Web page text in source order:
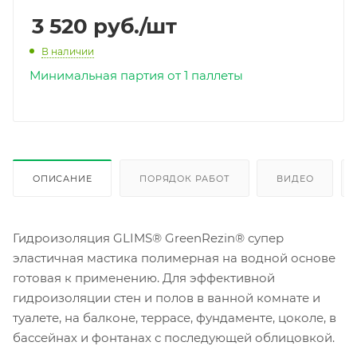
3 520 руб./шт
В наличии
Минимальная партия от 1 паллеты
ОПИСАНИЕ ПОРЯДОК РАБОТ ВИДЕО
Гидроизоляция GLIMS® GreenRezin® супер
эластичная мастика полимерная на водной основе
готовая к применению. Для эффективной
гидроизоляции стен и полов в ванной комнате и
туалете, на балконе, террасе, фундаменте, цоколе, в
бассейнах и фонтанах с последующей облицовкой.